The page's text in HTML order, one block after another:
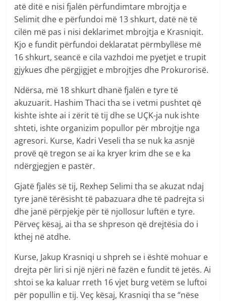
atë ditë e nisi fjalën përfundimtare mbrojtja e
Selimit dhe e përfundoi më 13 shkurt, datë në të
cilën më pas i nisi deklarimet mbrojtja e Krasniqit.
Kjo e fundit përfundoi deklaratat përmbyllëse më
16 shkurt, seancë e cila vazhdoi me pyetjet e trupit
gjykues dhe përgjigjet e mbrojtjes dhe Prokurorisë.
Ndërsa, më 18 shkurt dhanë fjalën e tyre të
akuzuarit. Hashim Thaci tha se i vetmi pushtet që
kishte ishte ai i zërit të tij dhe se UÇK-ja nuk ishte
shteti, ishte organizim popullor për mbrojtje nga
agresori. Kurse, Kadri Veseli tha se nuk ka asnjë
provë që tregon se ai ka kryer krim dhe se e ka
ndërgjegjen e pastër.
Gjatë fjalës së tij, Rexhep Selimi tha se akuzat ndaj
tyre janë tërësisht të pabazuara dhe të padrejta si
dhe janë përpjekje për të njollosur luftën e tyre.
Përveç kësaj, ai tha se shpreson që drejtësia do i
kthej në atdhe.
Kurse, Jakup Krasniqi u shpreh se i është mohuar e
drejta për liri si një njëri në fazën e fundit të jetës. Ai
shtoi se ka kaluar rreth 16 vjet burg vetëm se luftoi
për popullin e tij. Veç kësaj, Krasniqi tha se “nëse